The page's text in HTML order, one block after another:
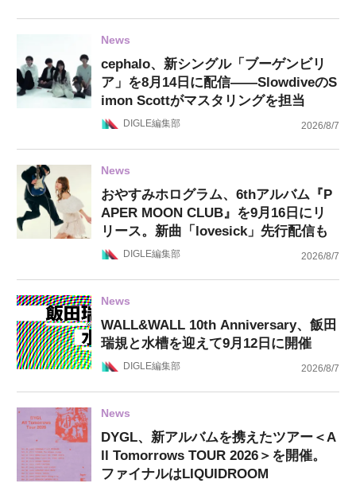
News
cephalo、新シングル「ブーゲンビリ
ア」を8月14日に配信——SlowdiveのS
imon Scottがマスタリングを担当
DIGLE編集部 2026/8/7
News
おやすみホログラム、6thアルバム『P
APER MOON CLUB』を9月16日にリ
リース。新曲「lovesick」先行配信も
DIGLE編集部 2026/8/7
News
WALL&WALL 10th Anniversary、飯田
瑞規と水槽を迎えて9月12日に開催
DIGLE編集部 2026/8/7
News
DYGL、新アルバムを携えたツアー＜A
ll Tomorrows TOUR 2026＞を開催。
ファイナルはLIQUIDROOM